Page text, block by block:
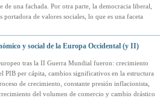
de una fachada. Por otra parte, la democracia liberal,
portadora de valores sociales, lo que es una faceta
y social de la Europa Occidental (y II)
tras la II Guerra Mundial fueron: crecimiento
per cápita, cambios significativos en la estructura
de crecimiento, constante presión inflacionista,
del volumen de comercio y cambio drástico